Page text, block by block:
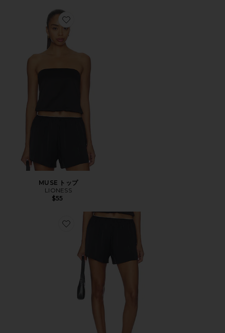
Favorite MUSE トップ
MUSE トップ
LIONESS
$55
Favorite TONI SATIN ショートパンツ